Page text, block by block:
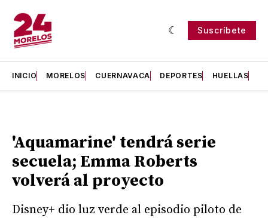
Suscríbete
INICIO MORELOS CUERNAVACA DEPORTES HUELLAS
'Aquamarine' tendrá serie
secuela; Emma Roberts
volverá al proyecto
Disney+ dio luz verde al episodio piloto de